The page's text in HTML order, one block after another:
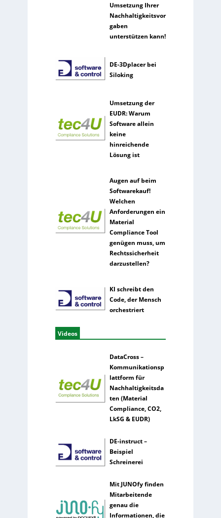
Umsetzung Ihrer
Nachhaltigkeitsvor
gaben
unterstützen kann!
DE-3Dplacer bei
Siloking
Umsetzung der
EUDR: Warum
Software allein
keine
hinreichende
Lösung ist
Augen auf beim
Softwarekauf!
Welchen
Anforderungen ein
Material
Compliance Tool
genügen muss, um
Rechtssicherheit
darzustellen?
KI schreibt den
Code, der Mensch
orchestriert
Videos
DataCross –
Kommunikationsp
lattform für
Nachhaltigkeitsda
ten (Material
Compliance, CO2,
LkSG & EUDR)
DE-instruct –
Beispiel
Schreinerei
Mit JUNOfy finden
Mitarbeitende
genau die
Informationen, die